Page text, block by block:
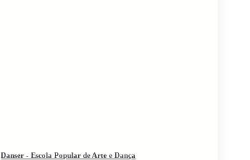
Danser - Escola Popular de Arte e Dança